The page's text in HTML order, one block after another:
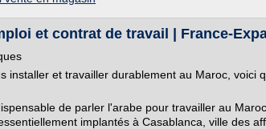
et contrat de travail | France-
installer et travailler durablement au Maroc, voici
de parler l'arabe pour travailler au
implantés à Casablanca, ville des